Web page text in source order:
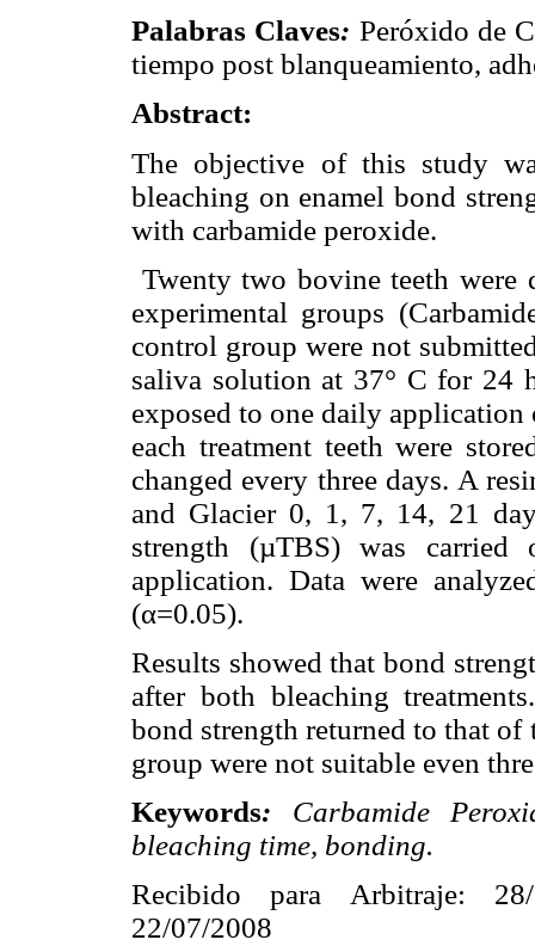
Palabras Claves: Peróxido de
tiempo post blanqueamiento,
Abstract:
The objective of this study
bleaching on enamel bond
with carbamide peroxide.
Twenty two bovine teeth
experimental groups
control group were not
saliva solution at 37° C for 24
exposed to one daily
each treatment teeth were
changed every three days. A
and Glacier 0, 1, 7, 14, 21
strength (µTBS) was carried
application. Data were
(α=0.05).
Results showed that bond
after both bleaching
bond strength returned to that
group were not suitable even
Keywords: Carbamide
bleaching time, bonding.
Recibido para Arbitraje:
22/07/2008